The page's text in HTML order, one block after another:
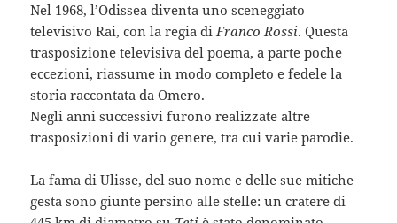
Nel 1968, l’Odissea diventa uno sceneggiato
televisivo Rai, con la regia diFranco Rossi. Questa
trasposizione televisiva del poema, a parte poche
eccezioni, riassume in modo completo e fedele la
storia raccontata da Omero.
Negli anni successivi furono realizzate altre
trasposizioni di vario genere, tra cui varie parodie.
La fama di Ulisse, del suo nome e delle sue mitiche
gesta sono giunte persino alle stelle: un cratere di